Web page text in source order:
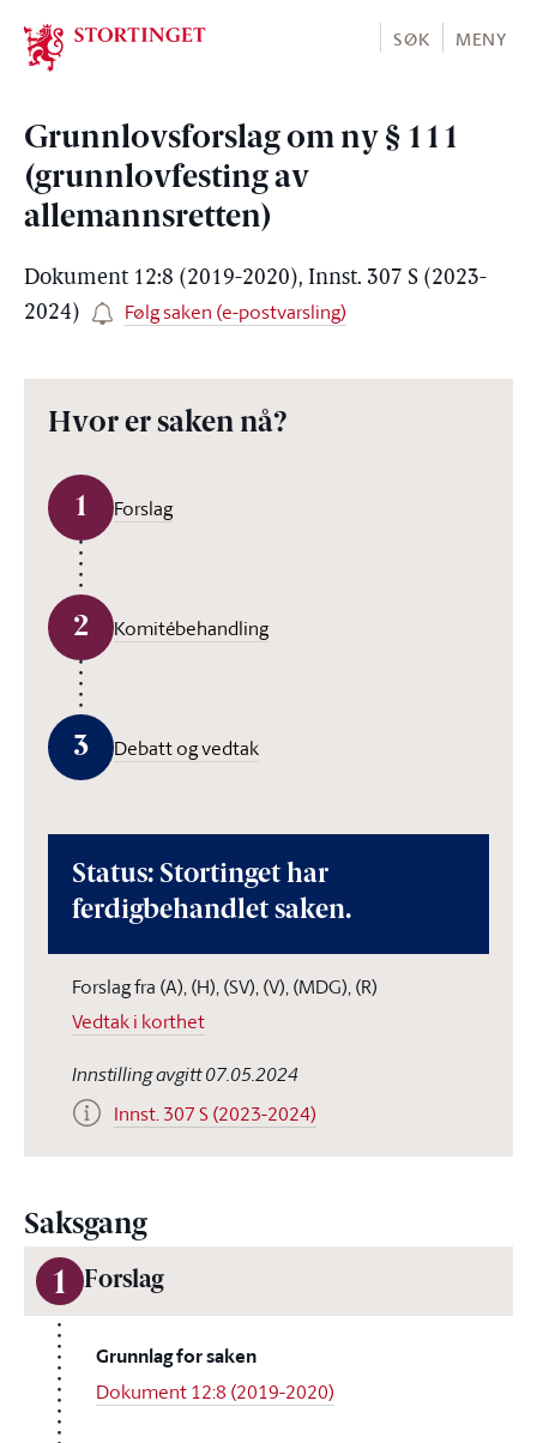
Stortinget.no
SØK MENY
Grunnlovsforslag om ny § 111
(grunnlovfesting av
allemannsretten)
Dokument 12:8 (2019-2020), Innst. 307 S (2023-
2024)
Følg saken (e-postvarsling)
Hvor er saken nå?
1 Forslag
2 Komitébehandling
3 Debatt og vedtak
Status: Stortinget har
ferdigbehandlet saken.
Forslag fra (A), (H), (SV), (V), (MDG), (R)
Vedtak i korthet
Innstilling avgitt 07.05.2024
Innst. 307 S (2023-2024)
Saksgang
1 Forslag
Grunnlag for saken
Dokument 12:8 (2019-2020)